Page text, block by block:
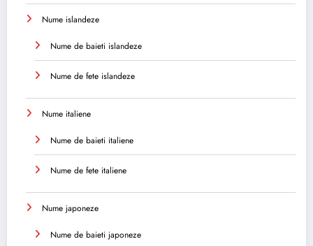
Nume islandeze
Nume de baieti islandeze
Nume de fete islandeze
Nume italiene
Nume de baieti italiene
Nume de fete italiene
Nume japoneze
Nume de baieti japoneze